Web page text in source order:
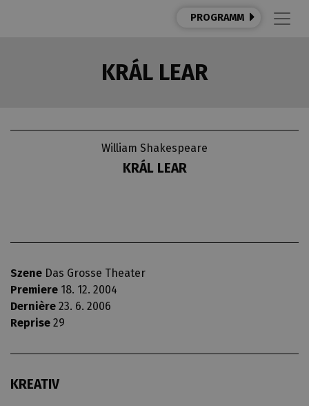
PROGRAMM
KRÁL LEAR
William Shakespeare
KRÁL LEAR
Szene Das Grosse Theater
Premiere 18. 12. 2004
Dernière 23. 6. 2006
Reprise 29
KREATIV